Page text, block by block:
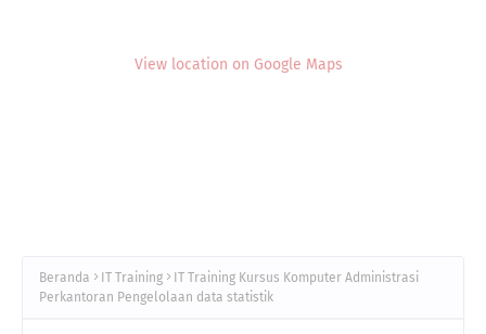
View location on Google Maps
Beranda IT Training
IT Training Kursus Komputer Administrasi
Perkantoran Pengelolaan data statistik